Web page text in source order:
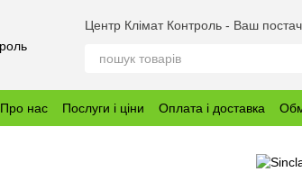
Центр Клімат Контроль - Ваш
Про нас Послуги і ціни Оплата і доставка